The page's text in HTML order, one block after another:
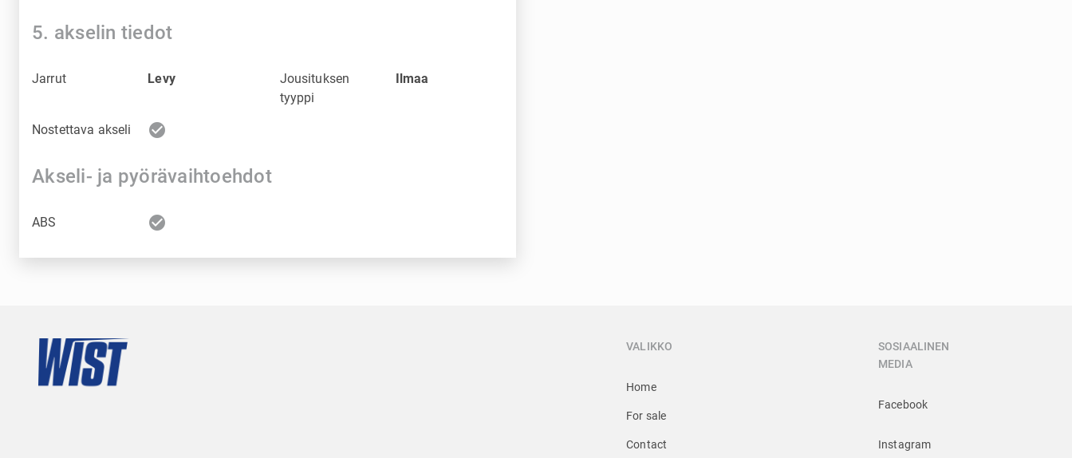
5. akselin tiedot
Jarrut Levy
Jousituksen
tyyppi
Ilmaa
Nostettava akseli check_circle
Akseli- ja pyörävaihtoehdot
ABS check_circle
VALIKKO
Home
For sale
Contact
SOSIAALINEN
MEDIA
Facebook
Instagram